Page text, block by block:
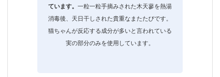
ています。 一粒一粒手摘みされた木天蓼を熱湯
消毒後、天日干しされた貴重なまたたびです。
猫ちゃんが反応する成分が多いと言われている
実の部分のみを使用しています。